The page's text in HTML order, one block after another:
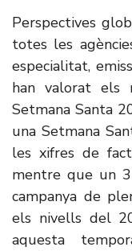
Perspectives
totes les
especialitat,
han valorat els
Setmana Santa
una Setmana
les xifres de
mentre que un
campanya de
els nivells del
aquesta